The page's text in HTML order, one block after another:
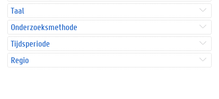
Taal
Onderzoeksmethode
Tijdsperiode
Regio